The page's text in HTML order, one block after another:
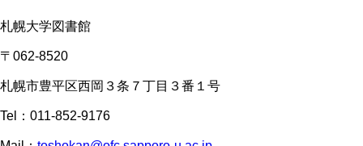
札幌大学図書館
〒062-8520
札幌市豊平区西岡３条７丁目３番１号
Tel：011-852-9176